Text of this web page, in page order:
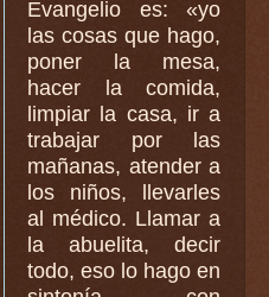
Evangelio es: «yo
las cosas que hago,
poner la mesa,
hacer la comida,
limpiar la casa, ir a
trabajar por las
mañanas, atender a
los niños, llevarles
al médico. Llamar a
la abuelita, decir
todo, eso lo hago en